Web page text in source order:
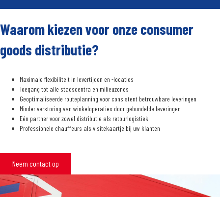
Waarom kiezen voor onze consumer
goods distributie?
Maximale flexibiliteit in levertijden en -locaties
Toegang tot alle stadscentra en milieuzones
Geoptimaliseerde routeplanning voor consistent betrouwbare leveringen
Minder verstoring van winkeloperaties door gebundelde leveringen
Eén partner voor zowel distributie als retourlogistiek
Professionele chauffeurs als visitekaartje bij uw klanten
Neem contact op